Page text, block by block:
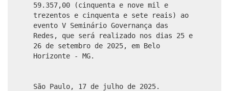
59.357,00 (cinquenta e nove mil e
trezentos e cinquenta e sete reais) ao
evento V Seminário Governança das
Redes, que será realizado nos dias 25 e
26 de setembro de 2025, em Belo
Horizonte - MG.
São Paulo, 17 de julho de 2025.